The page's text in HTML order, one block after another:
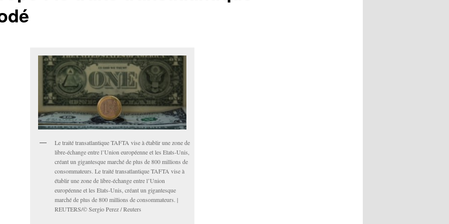
Le traité transatlantique TAFTA vise à établir une zone de
libre-échange entre l’Union européenne et les Etats-Unis,
créant un gigantesque marché de plus de 800 millions de
consommateurs. Le traité transatlantique TAFTA vise à
établir une zone de libre-échange entre l’Union
européenne et les Etats-Unis, créant un gigantesque
marché de plus de 800 millions de consommateurs. |
REUTERS/© Sergio Perez / Reuters